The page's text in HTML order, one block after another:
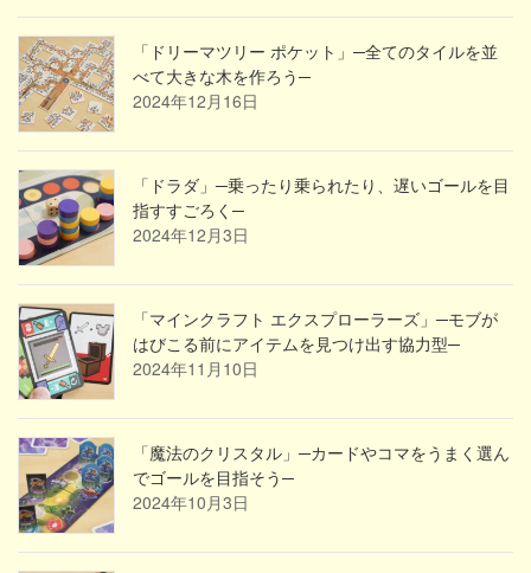
「ドリーマツリー ポケット」─全てのタイルを並
べて大きな木を作ろう─
2024年12月16日
「ドラダ」─乗ったり乗られたり、遅いゴールを目
指すすごろく─
2024年12月3日
「マインクラフト エクスプローラーズ」─モブが
はびこる前にアイテムを見つけ出す協力型─
2024年11月10日
「魔法のクリスタル」─カードやコマをうまく選ん
でゴールを目指そう─
2024年10月3日